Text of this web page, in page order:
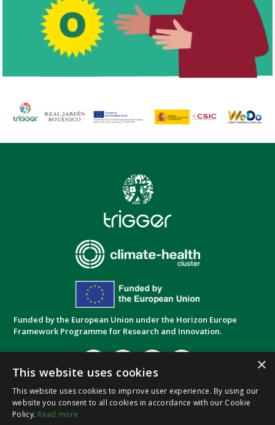
Funded by the European Union under the Horizon Europe
Framework Programme for Research and Innovation.
Privacy Policy|Cookie Policy|Terms and
×
This website uses cookies
This website uses cookies to improve user experience. By using our
website you consent to all cookies in accordance with our Cookie
Policy. Read more